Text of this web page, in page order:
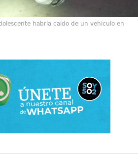
habría caído de un vehículo en